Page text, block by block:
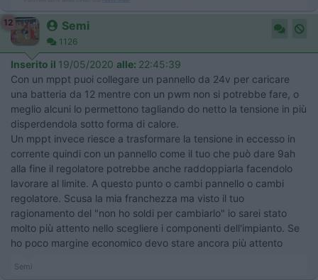
12 Semi
1126
Inserito il 19/05/2020 alle: 22:45:39
Con un mppt puoi collegare un pannello da 24v per caricare
una batteria da 12 mentre con un pwm non si potrebbe fare, o
meglio alcuni lo permettono tagliando do netto la tensione in più
disperdendola sotto forma di calore.
Un mppt invece riesce a trasformare la tensione in eccesso in
corrente quindi con un pannello come il tuo che può dare 9ah
alla fine il regolatore potrebbe anche raddoppiarla facendolo
lavorare al limite. A questo punto o cambi pannello o cambi
regolatore. Scusa la mia franchezza ma visto il tuo
ragionamento del "non ho soldi per cambiarlo" io sarei stato
molto più attento nello scegliere i componenti dell'impianto. Se
ho poco margine economico devo stare ancora più attento
Semi